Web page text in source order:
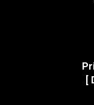
[